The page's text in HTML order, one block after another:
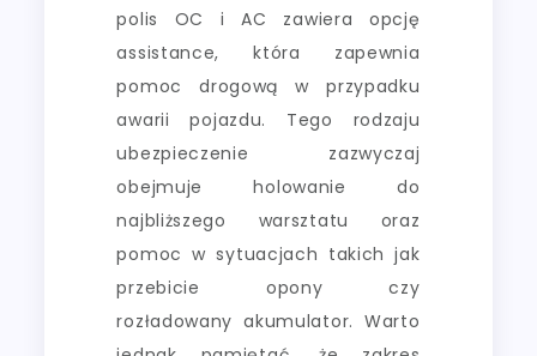
polis OC i AC zawiera opcję
assistance, która zapewnia
pomoc drogową w przypadku
awarii pojazdu. Tego rodzaju
ubezpieczenie zazwyczaj
obejmuje holowanie do
najbliższego warsztatu oraz
pomoc w sytuacjach takich jak
przebicie opony czy
rozładowany akumulator. Warto